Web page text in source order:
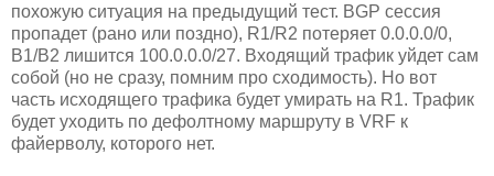
похожую ситуация на предыдущий тест. BGP сессия
пропадет (рано или поздно), R1/R2 потеряет 0.0.0.0/0,
B1/B2 лишится 100.0.0.0/27. Входящий трафик уйдет сам
собой (но не сразу, помним про сходимость). Но вот
часть исходящего трафика будет умирать на R1. Трафик
будет уходить по дефолтному маршруту в VRF к
файерволу, которого нет.